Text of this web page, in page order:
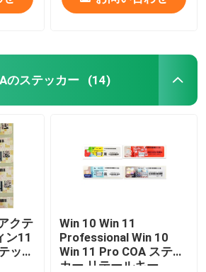
のステッカー (14)
クテ
ン11
ッカ
Win 10 Win 11
Professional Win 10
Win 11 Pro COA ステッ
カー リテールキー